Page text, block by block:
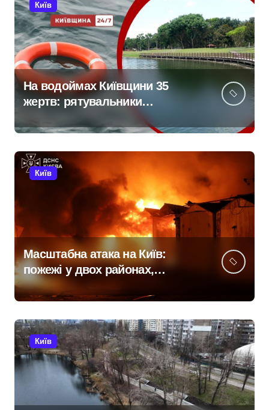
Київ
На водоймах Київщини 35
жертв: рятувальники
тривожаться через зростання
трагедій
Київ
Масштабна атака на Київ:
пожежі у двох районах,
постраждалі на місці події
Київ